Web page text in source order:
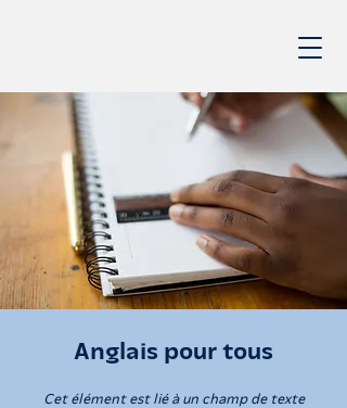
Anglais pour tous
Cet élément est lié à un champ de texte